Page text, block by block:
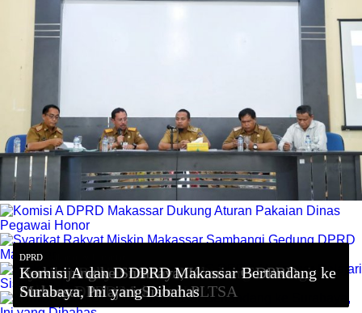
Dinas Perikanan & Pertanian
Anggaran Pembangunan RPH Modern Manggala
Bakal Ditambah
DPRD
Komisi A DPRD Makassar Dukung Aturan
Pakaian Dinas Pegawai Honor
DPRD
Syarikat Rakyat Miskin Makassar Sambangi
Gedung DPRD Makassar
DPRD
Berkunjung ke Surabaya, Komisi C DPRD
Makassar Pelajari Sistem PLTSA
DPRD
Komisi A dan D DPRD Makassar Bertandang ke
Surabaya, Ini yang Dibahas